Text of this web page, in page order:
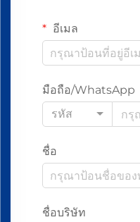
อีเมล
มือถือ/WhatsApp
รหัส
ชื่อ
ชื่อบริษัท